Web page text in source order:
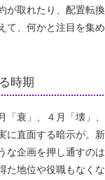
が取れたり、配置転
て、何かと注目を集め
時期
「衰」、４月「壊」
に直面する暗示が。
な企画を押し通すの
た地位や役職もなく